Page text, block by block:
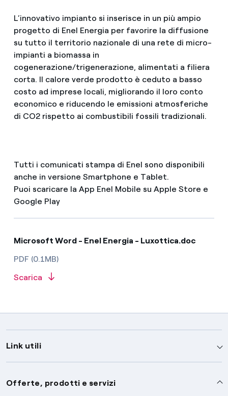
L’innovativo impianto si inserisce in un più ampio
progetto di Enel Energia per favorire la diffusione
su tutto il territorio nazionale di una rete di micro-
impianti a biomassa in
cogenerazione/trigenerazione, alimentati a filiera
corta. Il calore verde prodotto è ceduto a basso
costo ad imprese locali, migliorando il loro conto
economico e riducendo le emissioni atmosferiche
di CO2 rispetto ai combustibili fossili tradizionali.
Tutti i comunicati stampa di Enel sono disponibili
anche in versione Smartphone e Tablet.
Puoi scaricare la App Enel Mobile su Apple Store e
Google Play
Microsoft Word - Enel Energia - Luxottica.doc
PDF (0.1MB)
Scarica
Link utili
Assistenza
Offerte, prodotti e servizi